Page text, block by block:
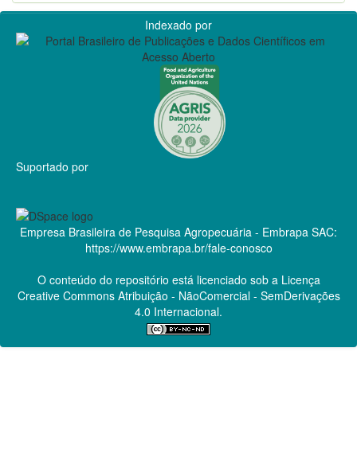
Indexado por
Suportado por
Empresa Brasileira de Pesquisa Agropecuária - Embrapa SAC:
https://www.embrapa.br/fale-conosco
O conteúdo do repositório está licenciado sob a Licença
Creative CommonsAtribuição - NãoComercial - SemDerivações
4.0 Internacional.